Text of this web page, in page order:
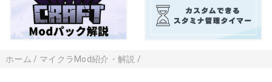
ホーム / マイクラMod紹介・解説 /